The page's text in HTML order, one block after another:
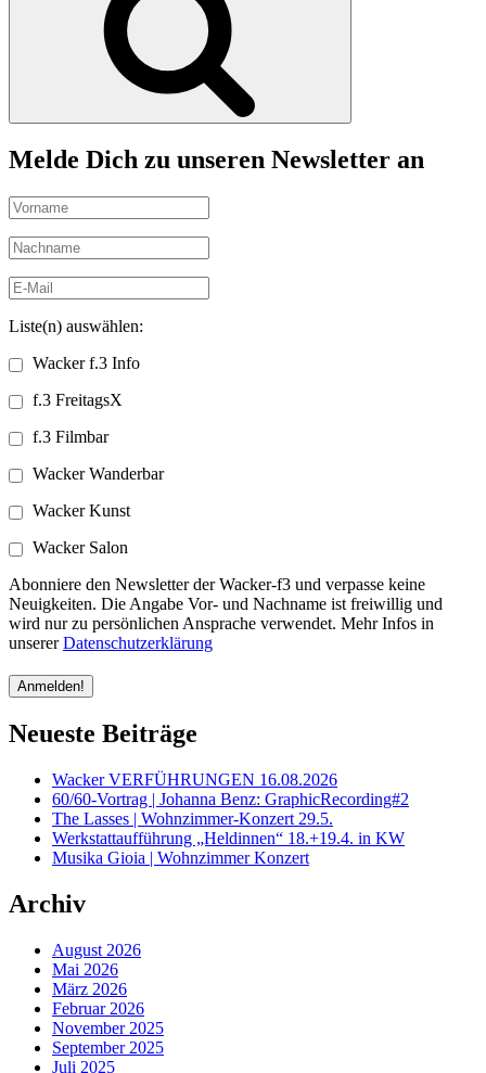
Melde Dich zu unseren Newsletter an
Liste(n) auswählen:
Wacker f.3 Info
f.3 FreitagsX
f.3 Filmbar
Wacker Wanderbar
Wacker Kunst
Wacker Salon
Abonniere den Newsletter der Wacker-f3 und verpasse keine
Neuigkeiten. Die Angabe Vor- und Nachname ist freiwillig und
wird nur zu persönlichen Ansprache verwendet. Mehr Infos in
unsererDatenschutzerklärung
Neueste Beiträge
Wacker VERFÜHRUNGEN 16.08.2026
60/60-Vortrag | Johanna Benz: GraphicRecording#2
The Lasses | Wohnzimmer-Konzert 29.5.
Werkstattaufführung „Heldinnen“ 18.+19.4. in KW
Musika Gioia | Wohnzimmer Konzert
Archiv
August 2026
Mai 2026
März 2026
Februar 2026
November 2025
September 2025
Juli 2025